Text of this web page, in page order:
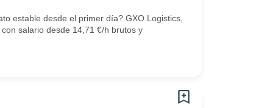
estable desde el primer día? GXO Logistics,
salario desde 14,71 €/h brutos y